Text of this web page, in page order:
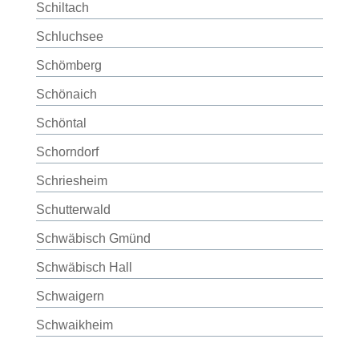
Schiltach
Schluchsee
Schömberg
Schönaich
Schöntal
Schorndorf
Schriesheim
Schutterwald
Schwäbisch Gmünd
Schwäbisch Hall
Schwaigern
Schwaikheim